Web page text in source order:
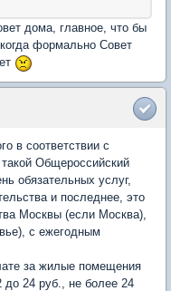
дома, главное, что бы
формально Совет
в соответствии с
Общероссийский
обязательных услуг,
и последнее, это
Москвы (если Москва),
с ежегодным
за жилые помещения
до 24 руб., не более 24